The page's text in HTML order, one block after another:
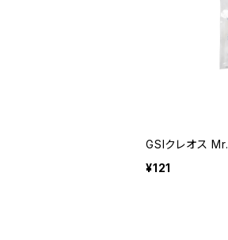
GSIクレオス
¥121